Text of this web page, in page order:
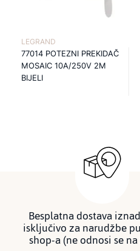
LEGRAND
77014 POTEZNI PREKIDAČ
MOSAIC 10A/250V 2M
BIJELI
Besplatna dostava
isključivo za narudžbe
shop-a (ne odnosi se